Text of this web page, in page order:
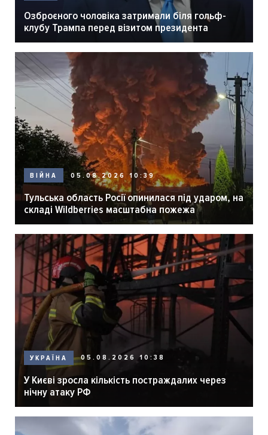
Озброєного чоловіка затримали біля гольф-
клубу Трампа перед візитом президента
ВІЙНА 05.08.2026 10:39
Тульська область Росії опинилася під ударом, на
складі Wildberries масштабна пожежа
УКРАЇНА 05.08.2026 10:38
У Києві зросла кількість постраждалих через
нічну атаку РФ